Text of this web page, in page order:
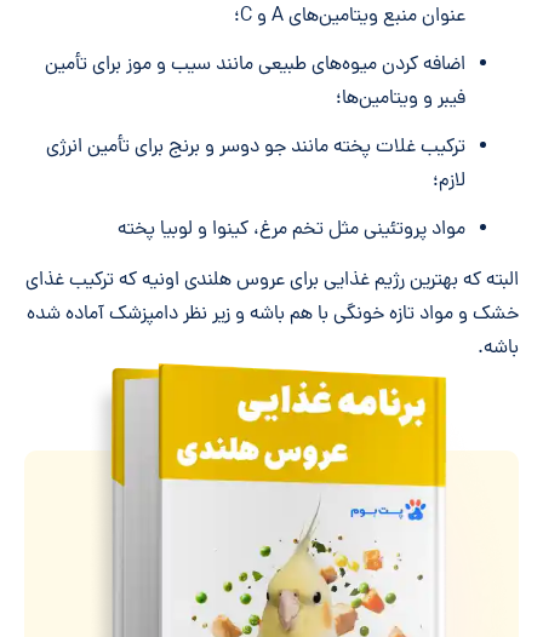
عنوان منبع ویتامین‌های A و C؛
اضافه کردن میوه‌های طبیعی مانند سیب و موز برای تأمین
فیبر و ویتامین‌ها؛
ترکیب غلات پخته مانند جو دوسر و برنج برای تأمین انرژی
لازم؛
مواد پروتئینی مثل تخم مرغ، کینوا و لوبیا پخته
البته که بهترین رژیم غذایی برای عروس هلندی اونیه که ترکیب غذای
خشک و مواد تازه خونگی با هم باشه و زیر نظر دامپزشک آماده شده
باشه.